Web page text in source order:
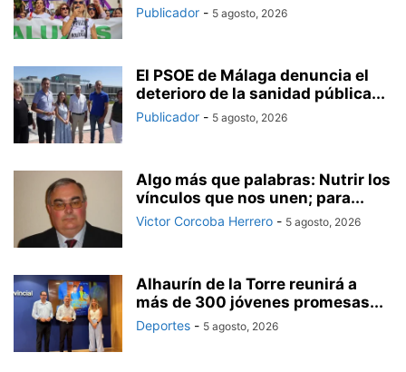
Publicador - 5 agosto, 2026
El PSOE de Málaga denuncia el
deterioro de la sanidad pública...
Publicador - 5 agosto, 2026
Algo más que palabras: Nutrir los
vínculos que nos unen; para...
Victor Corcoba Herrero - 5 agosto, 2026
Alhaurín de la Torre reunirá a
más de 300 jóvenes promesas...
Deportes - 5 agosto, 2026